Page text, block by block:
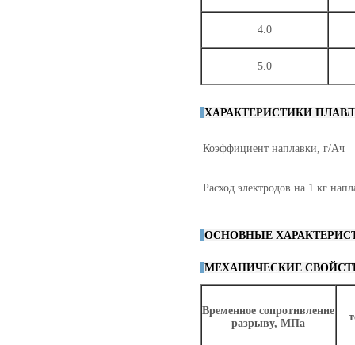
4.0
5.0
ХАРАКТЕРИСТИКИ
Коэффициент наплавки, г/Ач
Расход электродов на 1 кг
ОСНОВНЫЕ
МЕХАНИЧЕСКИЕ
Временное сопротивление
разрыву, МПа